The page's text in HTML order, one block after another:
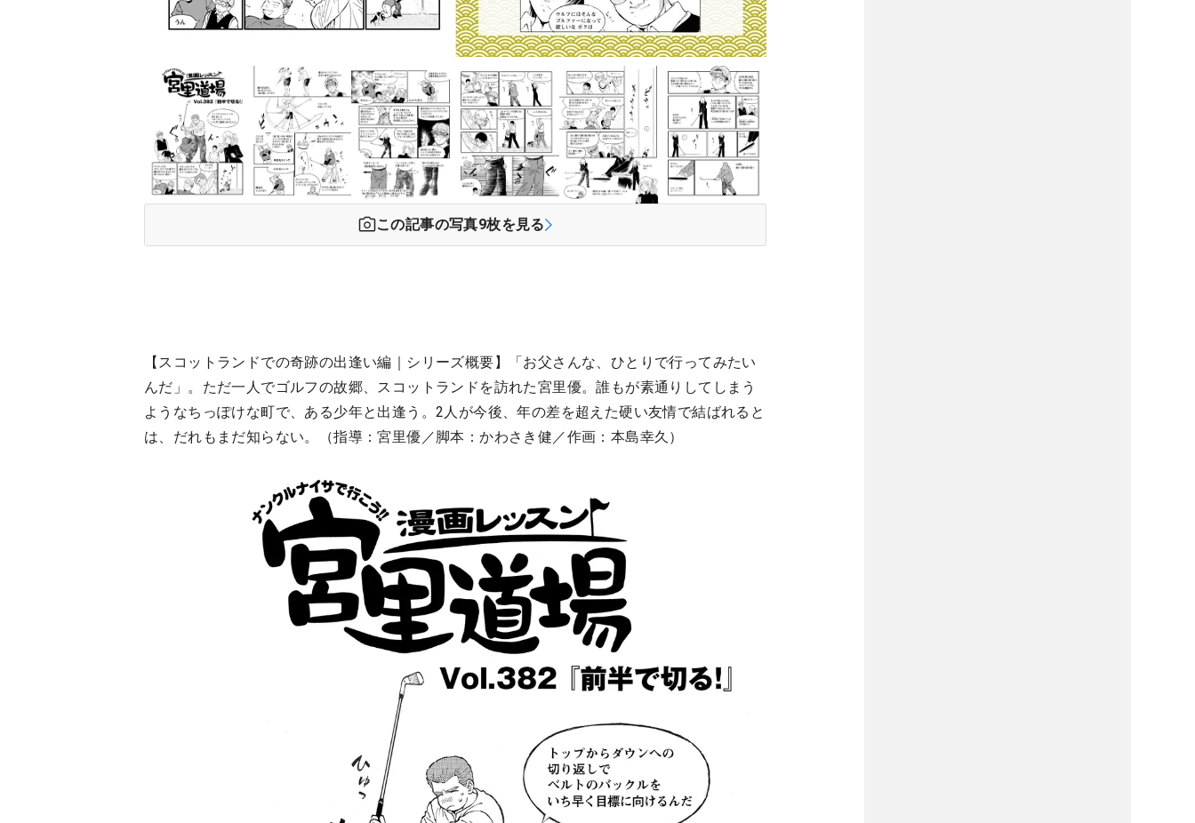
この記事の写真9枚を見る
【スコットランドでの奇跡の出逢い編｜シリーズ概要】「お父さんな、ひとりで行ってみたい
んだ」。ただ一人でゴルフの故郷、スコットランドを訪れた宮里優。誰もが素通りしてしまう
ようなちっぽけな町で、ある少年と出逢う。2人が今後、年の差を超えた硬い友情で結ばれると
は、だれもまだ知らない。（指導：宮里優／脚本：かわさき健／作画：本島幸久）